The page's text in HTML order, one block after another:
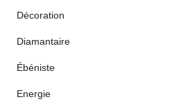
Décoration
Diamantaire
Ébéniste
Energie